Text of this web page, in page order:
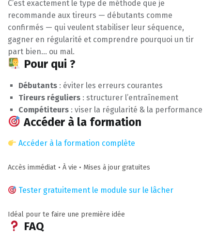
C’est exactement le type de méthode que je
recommande aux tireurs — débutants comme
confirmés — qui veulent stabiliser leur séquence,
gagner en régularité et comprendre pourquoi un tir
part bien… ou mal.
Pour qui ?
Débutants : éviter les erreurs courantes
Tireurs réguliers : structurer l’entraînement
Compétiteurs : viser la régularité & la performance
Accéder à la formation
Accéder à la formation complète
Accès immédiat • À vie • Mises à jour gratuites
Tester gratuitement le module sur le lâcher
Idéal pour te faire une première idée
FAQ